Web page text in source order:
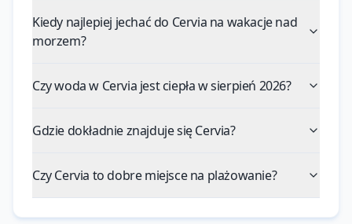
Kiedy najlepiej jechać do Cervia na wakacje nad
morzem?
Czy woda w Cervia jest ciepła w sierpień 2026?
Gdzie dokładnie znajduje się Cervia?
Czy Cervia to dobre miejsce na plażowanie?